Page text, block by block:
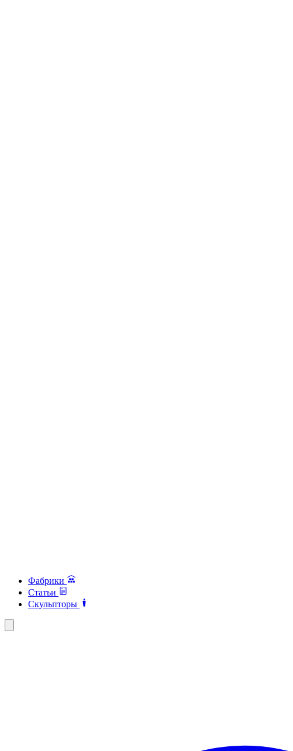
Фабрики
Статьи
Скульпторы